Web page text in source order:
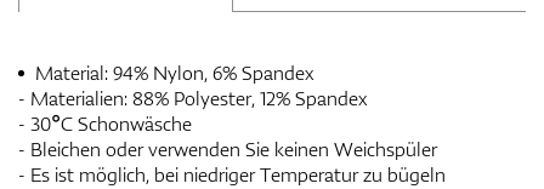
Material: 94% Nylon, 6% Spandex
- Materialien: 88% Polyester, 12% Spandex
- 30°C Schonwäsche
- Bleichen oder verwenden Sie keinen Weichspüler
- Es ist möglich, bei niedriger Temperatur zu bügeln